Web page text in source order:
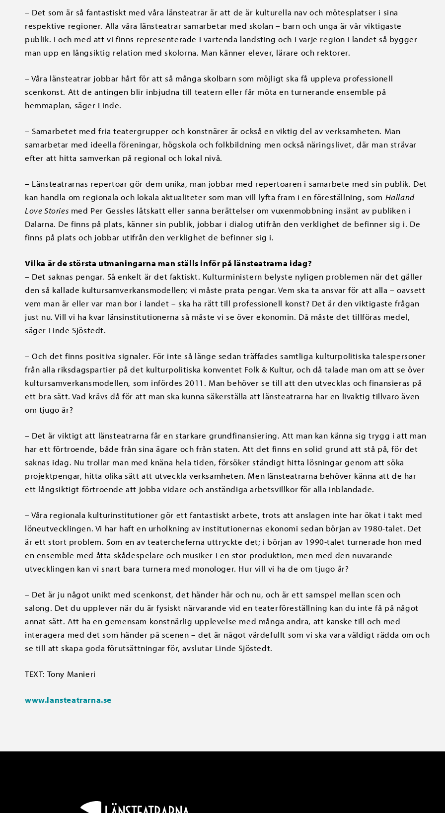
– Det som är så fantastiskt med våra länsteatrar är att de är kulturella nav och mötesplatser i sina
respektive regioner. Alla våra länsteatrar samarbetar med skolan – barn och unga är vår viktigaste
publik. I och med att vi finns representerade i vartenda landsting och i varje region i landet så bygger
man upp en långsiktig relation med skolorna. Man känner elever, lärare och rektorer.
– Våra länsteatrar jobbar hårt för att så många skolbarn som möjligt ska få uppleva professionell
scenkonst. Att de antingen blir inbjudna till teatern eller får möta en turnerande ensemble på
hemmaplan, säger Linde.
– Samarbetet med fria teatergrupper och konstnärer är också en viktig del av verksamheten. Man
samarbetar med ideella föreningar, högskola och folkbildning men också näringslivet, där man strävar
efter att hitta samverkan på regional och lokal nivå.
– Länsteatrarnas repertoar gör dem unika, man jobbar med repertoaren i samarbete med sin publik. Det
kan handla om regionala och lokala aktualiteter som man vill lyfta fram i en föreställning, som Halland
Love Stories med Per Gessles låtskatt eller sanna berättelser om vuxenmobbning insänt av publiken i
Dalarna. De finns på plats, känner sin publik, jobbar i dialog utifrån den verklighet de befinner sig i. De
finns på plats och jobbar utifrån den verklighet de befinner sig i.
Vilka är de största utmaningarna man ställs inför på länsteatrarna idag?
– Det saknas pengar. Så enkelt är det faktiskt. Kulturministern belyste nyligen problemen när det gäller
den så kallade kultursamverkansmodellen; vi måste prata pengar. Vem ska ta ansvar för att alla – oavsett
vem man är eller var man bor i landet – ska ha rätt till professionell konst? Det är den viktigaste frågan
just nu. Vill vi ha kvar länsinstitutionerna så måste vi se över ekonomin. Då måste det tillföras medel,
säger Linde Sjöstedt.
– Och det finns positiva signaler. För inte så länge sedan träffades samtliga kulturpolitiska talespersoner
från alla riksdagspartier på det kulturpolitiska konventet Folk & Kultur, och då talade man om att se över
kultursamverkansmodellen, som infördes 2011. Man behöver se till att den utvecklas och finansieras på
ett bra sätt. Vad krävs då för att man ska kunna säkerställa att länsteatrarna har en livaktig tillvaro även
om tjugo år?
– Det är viktigt att länsteatrarna får en starkare grundfinansiering. Att man kan känna sig trygg i att man
har ett förtroende, både från sina ägare och från staten. Att det finns en solid grund att stå på, för det
saknas idag. Nu trollar man med knäna hela tiden, försöker ständigt hitta lösningar genom att söka
projektpengar, hitta olika sätt att utveckla verksamheten. Men länsteatrarna behöver känna att de har
ett långsiktigt förtroende att jobba vidare och anständiga arbetsvillkor för alla inblandade.
– Våra regionala kulturinstitutioner gör ett fantastiskt arbete, trots att anslagen inte har ökat i takt med
löneutvecklingen. Vi har haft en urholkning av institutionernas ekonomi sedan början av 1980-talet. Det
är ett stort problem. Som en av teatercheferna uttryckte det; i början av 1990-talet turnerade hon med
en ensemble med åtta skådespelare och musiker i en stor produktion, men med den nuvarande
utvecklingen kan vi snart bara turnera med monologer. Hur vill vi ha de om tjugo år?
– Det är ju något unikt med scenkonst, det händer här och nu, och är ett samspel mellan scen och
salong. Det du upplever när du är fysiskt närvarande vid en teaterföreställning kan du inte få på något
annat sätt. Att ha en gemensam konstnärlig upplevelse med många andra, att kanske till och med
interagera med det som händer på scenen – det är något värdefullt som vi ska vara väldigt rädda om och
se till att skapa goda förutsättningar för, avslutar Linde Sjöstedt.
TEXT: Tony Manieri
www.lansteatrarna.se